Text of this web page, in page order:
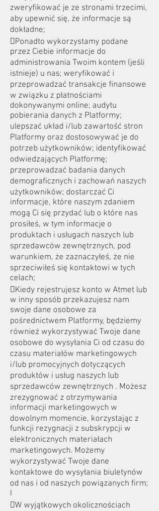
zweryfikować je ze stronami trzecimi,
aby upewnić się, że informacje są
dokładne;
Ponadto wykorzystamy podane
przez Ciebie informacje do
administrowania Twoim kontem (jeśli
istnieje) u nas; weryfikować i
przeprowadzać transakcje finansowe
w związku z płatnościami
dokonywanymi online; audytu
pobierania danych z Platformy;
ulepszać układ i/lub zawartość stron
Platformy oraz dostosowywać je do
potrzeb użytkowników; identyfikować
odwiedzających Platformę;
przeprowadzać badania danych
demograficznych i zachowań naszych
użytkowników; dostarczać Ci
informacje, które naszym zdaniem
mogą Ci się przydać lub o które nas
prosiłeś, w tym informacje o
produktach i usługach naszych lub
sprzedawców zewnętrznych, pod
warunkiem, że zaznaczyłeś, że nie
sprzeciwiłeś się kontaktowi w tych
celach;
Kiedy rejestrujesz konto w Atmet lub
w inny sposób przekazujesz nam
swoje dane osobowe za
pośrednictwem Platformy, będziemy
również wykorzystywać Twoje dane
osobowe do wysyłania Ci od czasu do
czasu materiałów marketingowych
i/lub promocyjnych dotyczących
produktów i usług naszych lub
sprzedawców zewnętrznych . Możesz
zrezygnować z otrzymywania
informacji marketingowych w
dowolnym momencie, korzystając z
funkcji rezygnacji z subskrypcji w
elektronicznych materiałach
marketingowych. Możemy
wykorzystywać Twoje dane
kontaktowe do wysyłania biuletynów
od nas i od naszych powiązanych firm;
I
W wyjątkowych okolicznościach